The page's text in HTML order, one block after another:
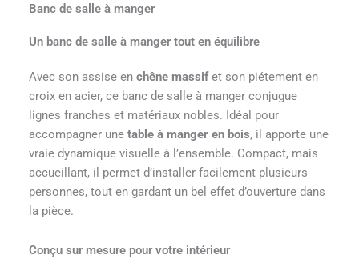
Banc de salle à manger
Un banc de salle à manger tout en équilibre
Avec son assise en chêne massifet son piétement en
croix en acier, ce banc de salle à manger conjugue
lignes franches et matériaux nobles. Idéal pour
accompagner une table à manger en bois, il apporte une
vraie dynamique visuelle à l’ensemble. Compact, mais
accueillant, il permet d’installer facilement plusieurs
personnes, tout en gardant un bel effet d’ouverture dans
la pièce.
Conçu sur mesure pour votre intérieur